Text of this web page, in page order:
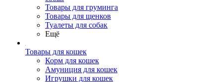
Товары для груминга
Товары для щенков
Туалеты для собак
Ещё
Товары для кошек
Корм для кошек
Амуниция для кошек
Игрушки для кошек